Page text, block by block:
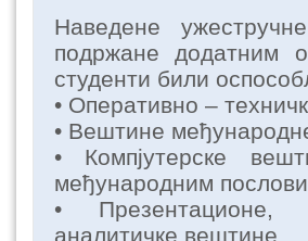
Наведене
подржане додатним
студенти били
• Оперативно –
• Вештине
• Компјутерске
међународним
• Презентационе,
аналитичке вештине